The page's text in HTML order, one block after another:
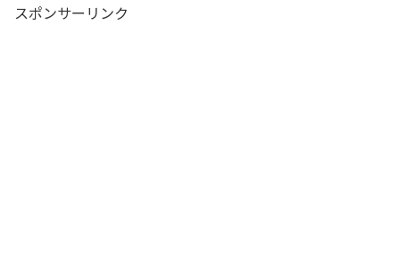
スポンサーリンク